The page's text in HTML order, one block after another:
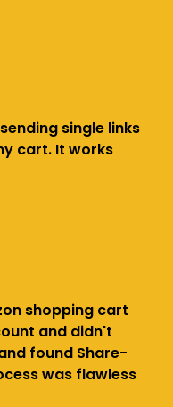
single links
cart. It works
shopping cart
and didn't
found Share-
was flawless